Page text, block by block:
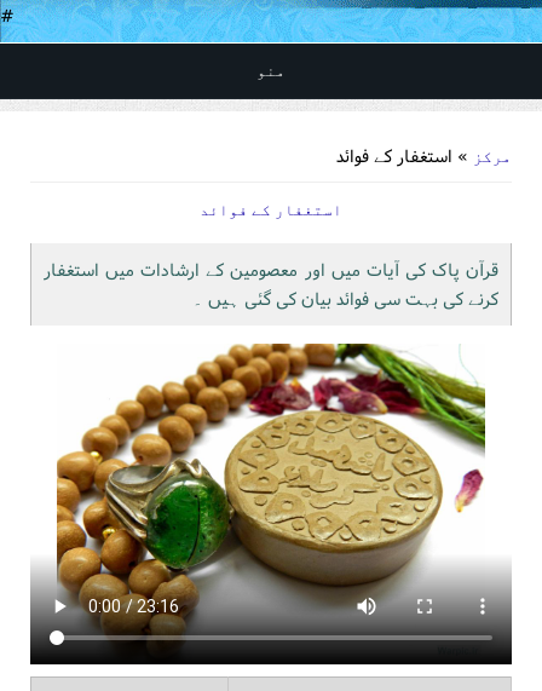
#
منو
مرکز » استغفار کے فوائد
استغفار کے فوائد
قرآن پاک کی آیات میں اور معصومین کے ارشادات میں استغفار
کرنے کی بہت سی فوائد بیان کی گئی ہیں ۔